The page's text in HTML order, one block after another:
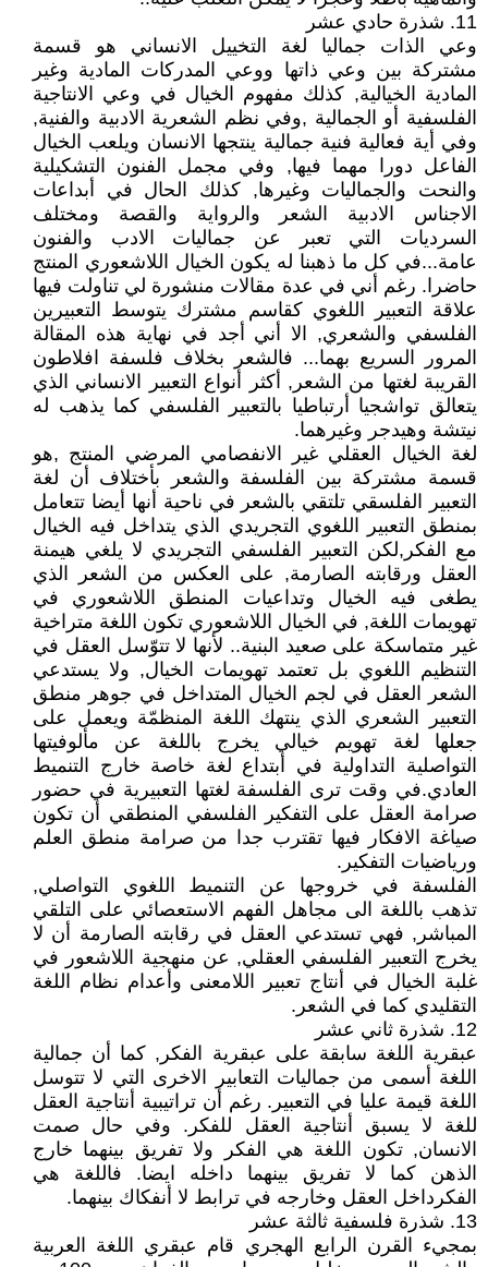
11. شذرة حادي عشر
وعي الذات جماليا لغة التخييل الانساني هو قسمة
مشتركة بين وعي ذاتها ووعي المدركات المادية وغير
المادية الخيالية, كذلك مفهوم الخيال في وعي الانتاجية
الفلسفية أو الجمالية ,وفي نظم الشعرية الادبية والفنية,
وفي أية فعالية فنية جمالية ينتجها الانسان ويلعب الخيال
الفاعل دورا مهما فيها, وفي مجمل الفنون التشكيلية
والنحت والجماليات وغيرها, كذلك الحال في أبداعات
الاجناس الادبية الشعر والرواية والقصة ومختلف
السرديات التي تعبر عن جماليات الادب والفنون
عامة...في كل ما ذهبنا له يكون الخيال اللاشعوري المنتج
حاضرا. رغم أني في عدة مقالات منشورة لي تناولت فيها
علاقة التعبير اللغوي كقاسم مشترك يتوسط التعبيرين
الفلسفي والشعري, الا أني أجد في نهاية هذه المقالة
المرور السريع بهما... فالشعر بخلاف فلسفة افلاطون
القريبة لغتها من الشعر, أكثر أنواع التعبير الانساني الذي
يتعالق تواشجيا أرتباطيا بالتعبير الفلسفي كما يذهب له
نيتشة وهيدجر وغيرهما.
لغة الخيال العقلي غير الانفصامي المرضي المنتج ,هو
قسمة مشتركة بين الفلسفة والشعر بأختلاف أن لغة
التعبير الفلسقي تلتقي بالشعر في ناحية أنها أيضا تتعامل
بمنطق التعبير اللغوي التجريدي الذي يتداخل فيه الخيال
مع الفكر,لكن التعبير الفلسفي التجريدي لا يلغي هيمنة
العقل ورقابته الصارمة, على العكس من الشعر الذي
يطغى فيه الخيال وتداعيات المنطق اللاشعوري في
تهويمات اللغة, في الخيال اللاشعوري تكون اللغة متراخية
غير متماسكة على صعيد البنية.. لأنها لا تتوّسل العقل في
التنظيم اللغوي بل تعتمد تهويمات الخيال, ولا يستدعي
الشعر العقل في لجم الخيال المتداخل في جوهر منطق
التعبير الشعري الذي ينتهك اللغة المنظمّة ويعمل على
جعلها لغة تهويم خيالي يخرج باللغة عن مألوفيتها
التواصلية التداولية في أبتداع لغة خاصة خارج التنميط
العادي.في وقت ترى الفلسفة لغتها التعبيرية في حضور
صرامة العقل على التفكير الفلسفي المنطقي أن تكون
صياغة الافكار فيها تقترب جدا من صرامة منطق العلم
ورياضيات التفكير.
الفلسفة في خروجها عن التنميط اللغوي التواصلي,
تذهب باللغة الى مجاهل الفهم الاستعصائي على التلقي
المباشر, فهي تستدعي العقل في رقابته الصارمة أن لا
يخرج التعبير الفلسفي العقلي, عن منهجية اللاشعور في
غلبة الخيال في أنتاج تعبير اللامعنى وأعدام نظام اللغة
التقليدي كما في الشعر.
12. شذرة ثاني عشر
عبقرية اللغة سابقة على عبقرية الفكر, كما أن جمالية
اللغة أسمى من جماليات التعابير الاخرى التي لا تتوسل
اللغة قيمة عليا في التعبير. رغم أن تراتيبية أنتاجية العقل
للغة لا يسبق أنتاجية العقل للفكر. وفي حال صمت
الانسان, تكون اللغة هي الفكر ولا تفريق بينهما خارج
الذهن كما لا تفريق بينهما داخله ايضا. فاللغة هي
الفكرداخل العقل وخارجه في ترابط لا أنفكاك بينهما.
13. شذرة فلسفية ثالثة عشر
بمجيء القرن الرابع الهجري قام عبقري اللغة العربية